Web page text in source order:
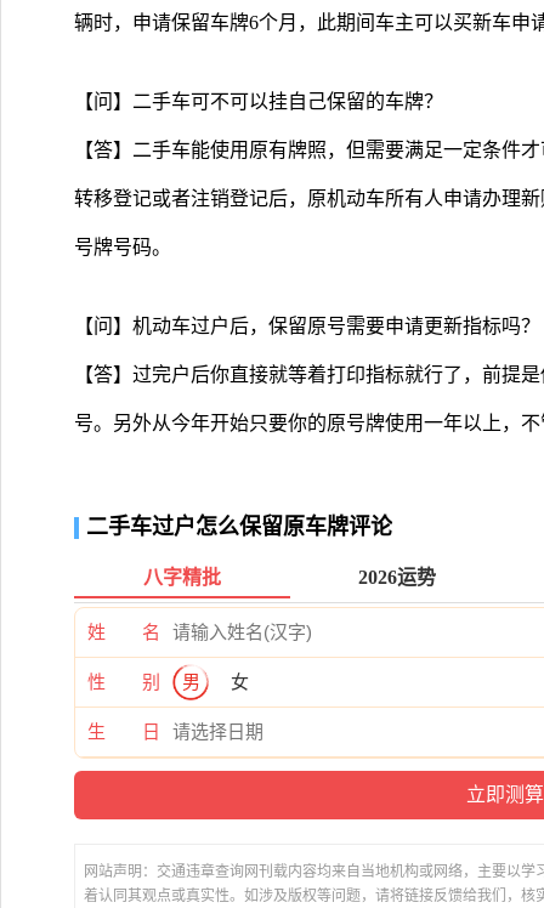
辆时，申请保留车牌6个月，此期间车主可以买新车申
【问】二手车可不可以挂自己保留的车牌？
【答】二手车能使用原有牌照，但需要满足一定条件
转移登记或者注销登记后，原机动车所有人申请办理
号牌号码。
【问】机动车过户后，保留原号需要申请更新指标吗？
【答】过完户后你直接就等着打印指标就行了，前提
号。另外从今年开始只要你的原号牌使用一年以上，
二手车过户怎么保留原车牌评论
八字精批 2026运势
姓 名
性 别 男 女
生 日
网站声明：交通违章查询网刊载内容均来自当地机构或网络，主要以
着认同其观点或真实性。如涉及版权等问题，请将链接反馈给我们，核